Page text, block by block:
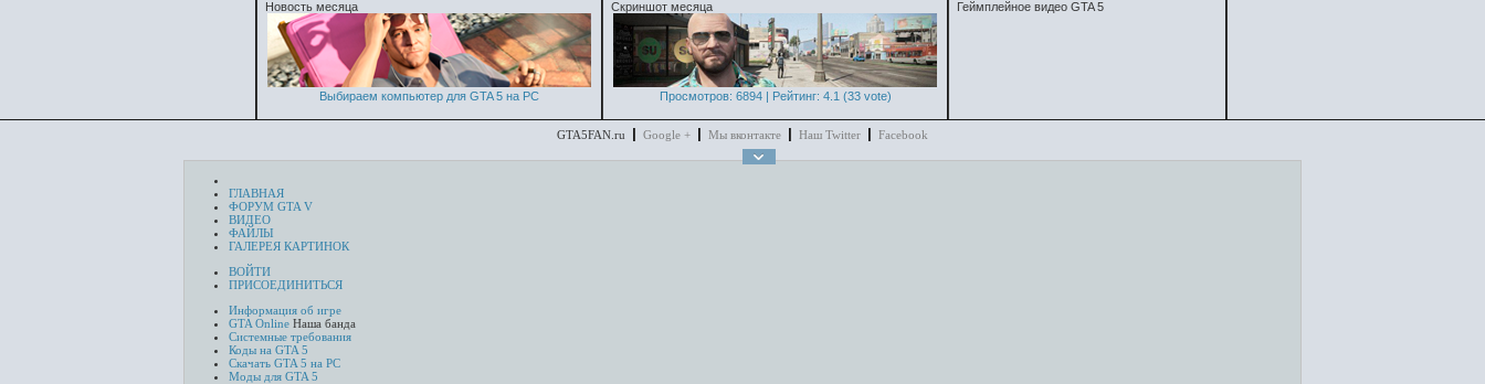
Новость месяца
Выбираем компьютер для GTA 5 на PC
Скриншот месяца
Просмотров: 6894 | Рейтинг: 4.1 (33 vote)
Геймплейное видео GTA 5
GTA5FAN.ru Google + Мы вконтакте Наш Twitter Facebook
ГЛАВНАЯ
ФОРУМ GTA V
ВИДЕО
ФАЙЛЫ
ГАЛЕРЕЯ КАРТИНОК
ВОЙТИ
ПРИСОЕДИНИТЬСЯ
Информация об игре
GTA Online Наша банда
Системные требования
Коды на GTA 5
Скачать GTA 5 на PC
Моды для GTA 5